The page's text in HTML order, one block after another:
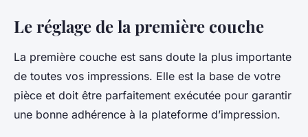
Le réglage de la première couche
La première couche est sans doute la plus importante
de toutes vos impressions. Elle est la base de votre
pièce et doit être parfaitement exécutée pour garantir
une bonne adhérence à la plateforme d’impression.